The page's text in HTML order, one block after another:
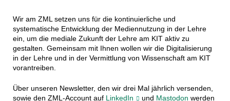
Wir am ZML setzen uns für die kontinuierliche und
systematische Entwicklung der Mediennutzung in der Lehre
ein, um die mediale Zukunft der Lehre am KIT aktiv zu
gestalten. Gemeinsam mit Ihnen wollen wir die Digitalisierung
in der Lehre und in der Vermittlung von Wissenschaft am KIT
vorantreiben.
Über unseren Newsletter, den wir drei Mal jährlich versenden,
sowie den ZML-Account auf LinkedIn und Mastodon werden